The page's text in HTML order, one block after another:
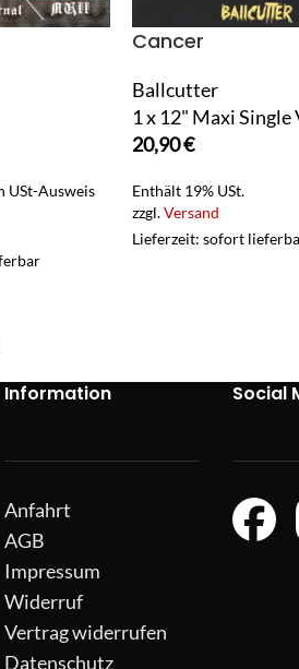
USt-Ausweis
Cancer
Ballcutter
1 x 12" Maxi Single
20,90€
Enthält 19% USt.
zzgl.Versand
Lieferzeit: sofort
Information
Anfahrt
AGB
Impressum
Widerruf
Vertrag widerrufen
Datenschutz
Social